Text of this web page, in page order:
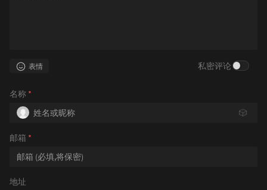
表情 私密评论
名称 *
🎲
邮箱 *
地址